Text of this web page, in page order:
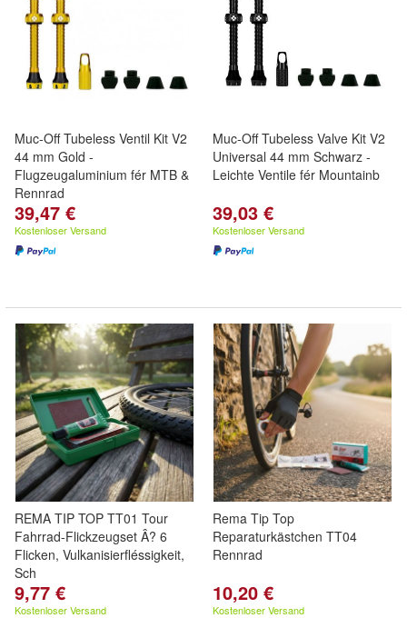
Muc-Off Tubeless Ventil Kit V2
44 mm Gold -
Flugzeugaluminium fér MTB &
Rennrad
39,47 €
Kostenloser Versand
Muc-Off Tubeless Valve Kit V2
Universal 44 mm Schwarz -
Leichte Ventile fér Mountainb
39,03 €
Kostenloser Versand
REMA TIP TOP TT01 Tour
Fahrrad-Flickzeugset Â? 6
Flicken, Vulkanisierfléssigkeit,
Sch
9,77 €
Kostenloser Versand
Rema Tip Top
Reparaturkästchen TT04
Rennrad
10,20 €
Kostenloser Versand